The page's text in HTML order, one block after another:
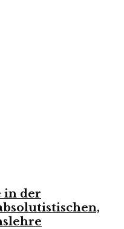
in der